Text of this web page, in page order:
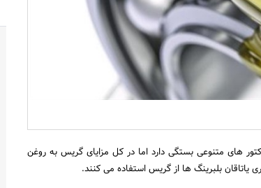
های متنوعی بستگی دارد اما در کل مزایای گریس به روغن
یاتاقان بلبرینگ ها از گریس استفاده می کنند.